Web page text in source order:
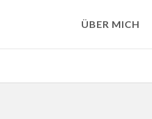
ÜBER MICH